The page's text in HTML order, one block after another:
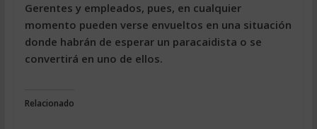
Gerentes y empleados, pues, en cualquier
momento pueden verse envueltos en una situación
donde habrán de esperar un paracaidista o se
convertirá en uno de ellos.
Relacionado